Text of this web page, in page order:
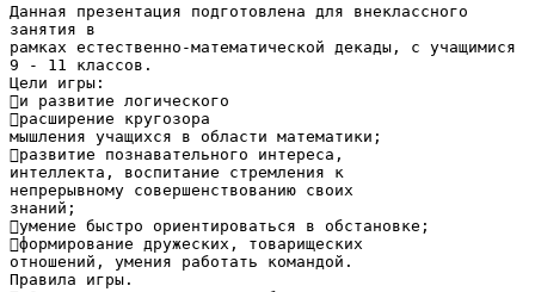
Данная презентация подготовлена для внеклассного
занятия в
рамках естественно-математической декады, с учащимися
9 - 11 классов.
Цели игры:
и развитие логического
расширение кругозора
мышления учащихся в области математики;
развитие познавательного интереса,
интеллекта, воспитание стремления к
непрерывному совершенствованию своих
знаний;
умение быстро ориентироваться в обстановке;
формирование дружеских, товарищеских
отношений, умения работать командой.
Правила игры.